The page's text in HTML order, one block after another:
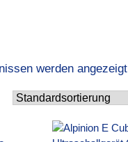
werden angezeigt